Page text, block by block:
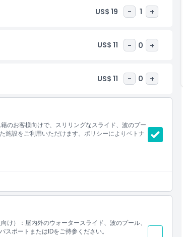
US$ 19 - 1 +
US$ 11 - 0 +
US$ 11 - 0 +
のお客様向けで、スリリングなスライド、波のプー
施設をご利用いただけます。ポリシーによりベトナ
け）：屋内外のウォータースライド、波のプール、
ポートまたはIDをご持参ください。